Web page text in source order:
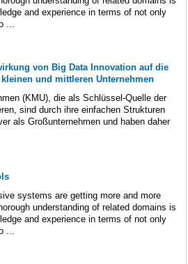
and experience in terms of not only
...
von Big Data Innovation auf die
und mittleren Unternehmen
(KMU), die als Schlüssel-Quelle der
sind durch ihre einfachen Strukturen
als Großunternehmen und haben daher
systems are getting more and more
understanding of related domains is
and experience in terms of not only
...